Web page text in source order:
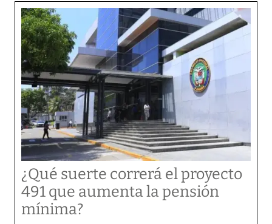
¿Qué suerte correrá el proyecto
491 que aumenta la pensión
mínima?